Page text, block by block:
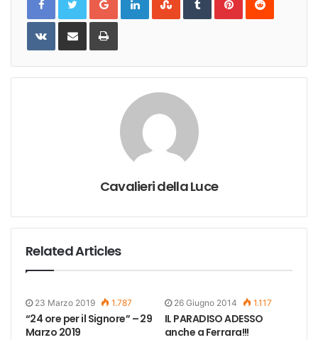
VKontakteShare
Email
Print
Cavalieri della Luce
Related Articles
23 Marzo 2019 1.787
“24 ore per il Signore” – 29
Marzo 2019
26 Giugno 2014 1.117
IL PARADISO ADESSO
anche a Ferrara!!!